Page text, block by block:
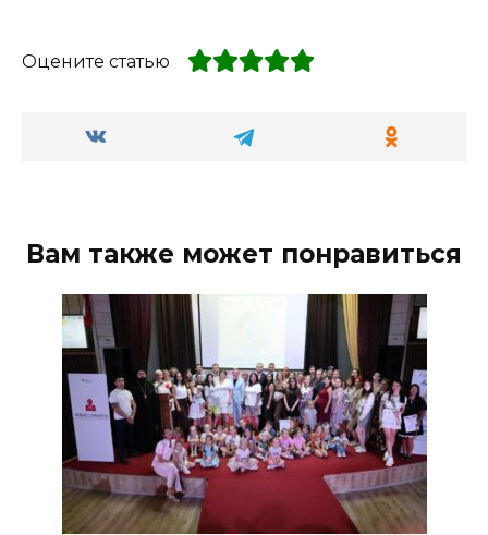
Оцените статью
Вам также может понравиться